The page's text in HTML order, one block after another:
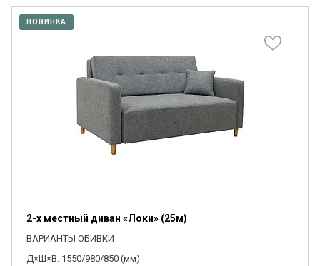
НОВИНКА
2-х местный диван «Локи» (25м)
ВАРИАНТЫ ОБИВКИ
Д×Ш×В: 1550/980/850 (мм)